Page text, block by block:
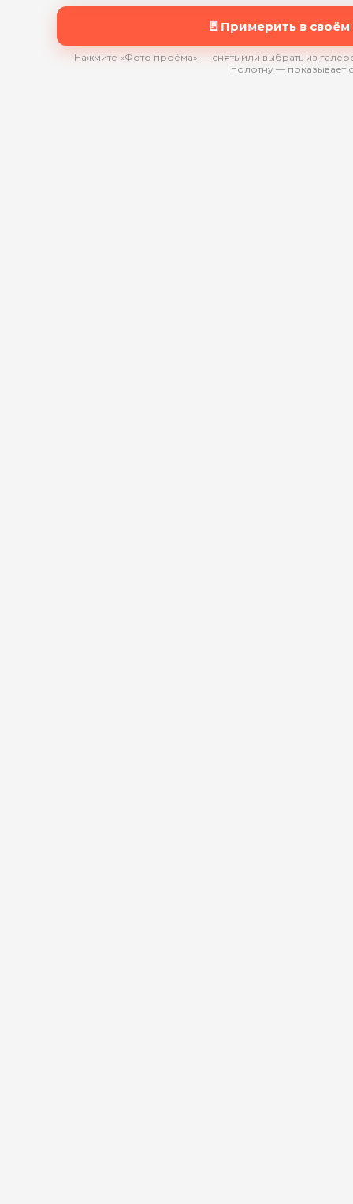
🚪 Примерить в
Нажмите «Фото проёма» — снять или выбрать из
полотну — показывает